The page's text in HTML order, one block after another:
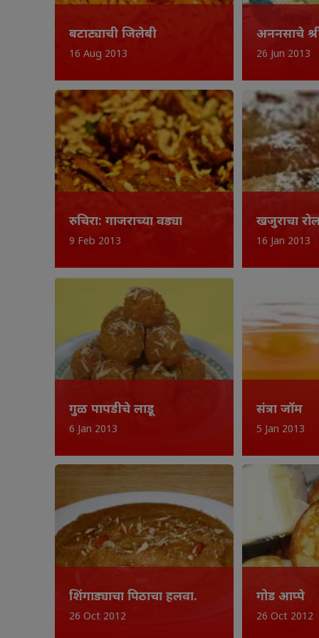
बटाट्याची जिलेबी
16 Aug 2013
अननसाचे
26 Jun 2013
रुचिरा: गाजराच्या वड्या
9 Feb 2013
खजुराचा
16 Jan 2013
गुळ पापडीचे लाडू
6 Jan 2013
संत्रा जॉम
5 Jan 2013
शिंगाड्याचा पिठाचा हलवा.
26 Oct 2012
गोड आप्पे
26 Oct 2012